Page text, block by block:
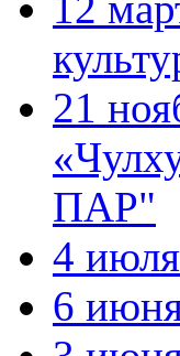
21
ПАР"
4
6